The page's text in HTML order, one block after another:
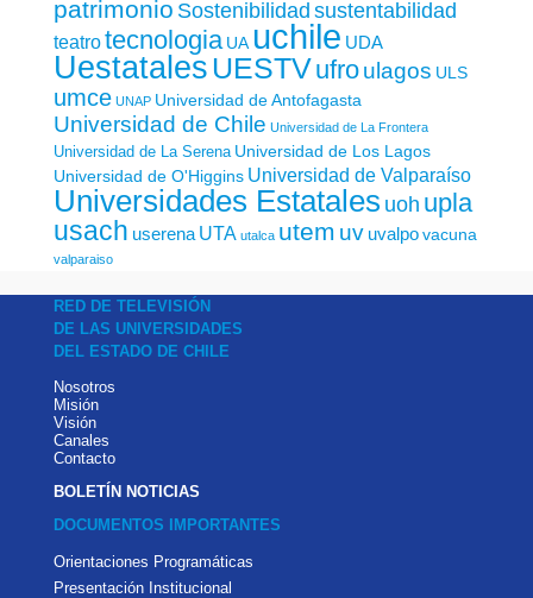
patrimonio Sostenibilidad sustentabilidad
teatrotecnologia UA uchile UDA
Uestatales UESTVufroulagos ULS
umce UNAP Universidad de Antofagasta
Universidad de Chile Universidad de La Frontera
Universidad de La Serena Universidad de Los Lagos
Universidad de O'Higgins Universidad de Valparaíso
Universidades Estatales uoh upla
usach userena UTA utalca utem uv uvalpo vacuna
valparaiso
RED DE TELEVISIÓN
DE LAS UNIVERSIDADES
DEL ESTADO DE CHILE
Nosotros
Misión
Visión
Canales
Contacto
BOLETÍN NOTICIAS
DOCUMENTOS IMPORTANTES
Orientaciones Programáticas
Presentación Institucional